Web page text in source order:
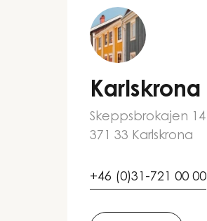
Karlskrona
Skeppsbrokajen 14
371 33 Karlskrona
+46 (0)31-721 00 00